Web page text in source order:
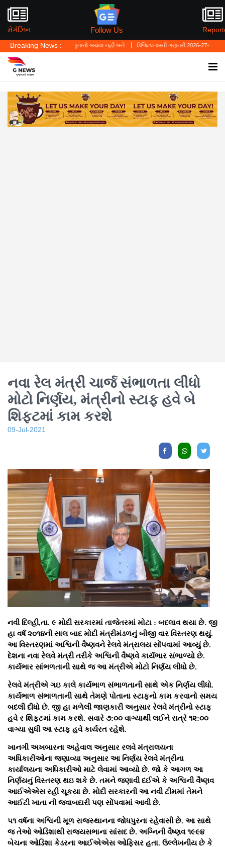
મેગેઝિન Follow Us
Breaking News :
લો' ગુનાનો બચાવ નહીં બને ડિજિટલ વસ્તી ગણતરી 2026-27નો પ્રારંભ, ઘર બેઠા આજે
નવા રેલ મંત્રી ચાર્જ સંભાળતા લીધો
મોટો નિર્ણય, મંત્રીનો સ્ટાફ હવે બે
શિફ્ટમાં કામ કરશે
09-Jul-2021
નવી દિલ્હી,તા. ૯ મોદી સરકારમાં તાજેતરમાં મોટા : બદલાવ થયા છે. જી
હા વર્ષ ૨૦૧૪ની સાલ બાદ મોદી મંત્રીમંડળનું બીજી વાર વિસ્તરણ થયું.
આ વિસ્તરણમાં અશ્વિની વૈષ્ણવને રેલવે મંત્રાલય સોંપવામાં આવ્યું છે.
દેશના નવા રેલવે મંત્રી તરીકે અશ્વિની વૈષ્ણવે કાર્યભાર સંભાળ્યો છે.
કાર્યભાર સાંભળતાની સાથે જ આ મંત્રીએ મોટો નિર્ણય લીધો છે.
રેલવે મંત્રીએ ગઇ કાલે કાર્યભાળ સંભાળતાની સાથે એક નિર્ણય લીધો.
કાર્યભાળ સંભાળતાની સાથે તેમણે પોતાના સ્ટાફનો કામ કરવાનો સમય
બદલી દીધો છે. જી હા મળેલી જાણકારી અનુસાર રેલવે મંત્રીનો સ્ટાફ
હવે ર શિફ્ટમાં કામ કરશે. સવારે ૭:૦૦ વાગ્યાથી લઈને રાત્રે ૧૨:૦૦
વાગ્યા સુધી આ સ્ટાફ હવે કાર્યરત રહેશે.
ખાનગી અખબારના અહેવાલ અનુસાર રલવે મંત્રાલયના
અધિકારીઓના જણાવ્યા અનુસાર આ નિર્ણય રેલવે મંત્રીના
કાર્યાલયના અધિકારીઓ માટે લેવામાં આવ્યો છે. જો કે આગળ આ
નિર્ણયનું વિસ્તરણ થઇ શકે છે. તમને જણાવી દઈએ કે અશ્વિની વૈષ્ણવ
આઈએએસ રહી ચૂકયા છે. મોદી સરકારની આ નવી ટીમમાં તેમને
આઈટી ખાતા ની જવાબદારી પણ સોંપવામાં આવી છે.
૫૧ વર્ષના અશ્વિની મૂળ રાજસ્થાનના જોધપુરના રહેવાસી છે. આ સાથે
જ તેઓ ઓડિશાથી રાજયસભાના સાંસદ છે. અગ્નિની વૈષ્ણવ ૧૯૯૪
બેચના ઓડિશા કેડરના આઈએએસ ઓફિસર હતા. ઉલ્લેખનીય છે કે